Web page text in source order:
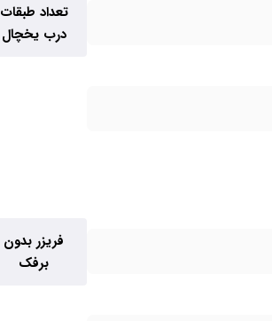
تعداد طبقات
درب یخچال
فریزر بدون
برفک